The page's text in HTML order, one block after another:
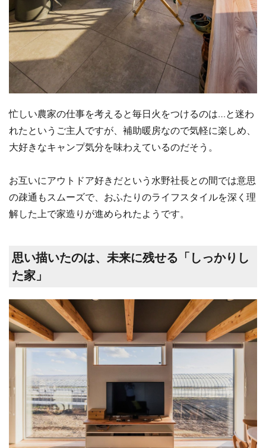
忙しい農家の仕事を考えると毎日火をつけるのは…と迷わ
れたというご主人ですが、補助暖房なので気軽に楽しめ、
大好きなキャンプ気分を味わえているのだそう。
お互いにアウトドア好きだという水野社長との間では意思
の疎通もスムーズで、おふたりのライフスタイルを深く理
解した上で家造りが進められたようです。
思い描いたのは、未来に残せる「しっかりし
た家」